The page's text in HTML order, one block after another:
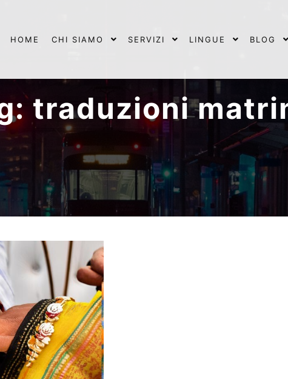
HOME CHI SIAMO SERVIZI LINGUE BLOG
traduzioni